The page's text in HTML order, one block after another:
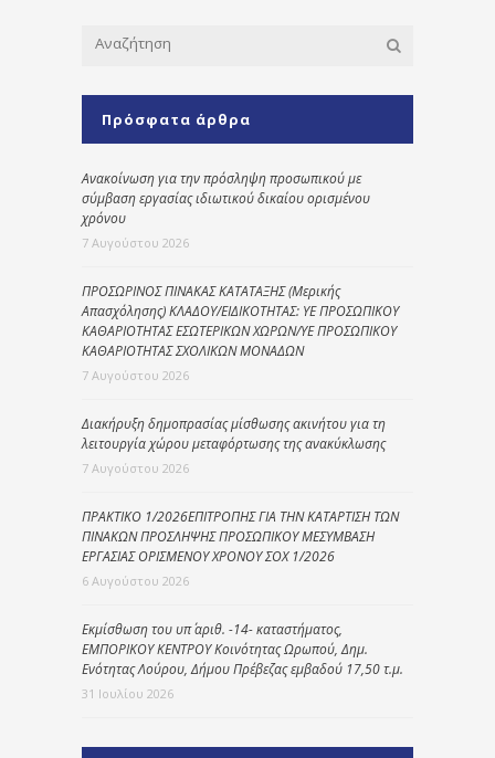
Πρόσφατα άρθρα
Ανακοίνωση για την πρόσληψη προσωπικού με
σύμβαση εργασίας ιδιωτικού δικαίου ορισμένου
χρόνου
7 Αυγούστου 2026
ΠΡΟΣΩΡΙΝΟΣ ΠΙΝΑΚΑΣ ΚΑΤΑΤΑΞΗΣ (Μερικής
Απασχόλησης) ΚΛΑΔΟΥ/ΕΙΔΙΚΟΤΗΤΑΣ: ΥΕ ΠΡΟΣΩΠΙΚΟΥ
ΚΑΘΑΡΙΟΤΗΤΑΣ ΕΣΩΤΕΡΙΚΩΝ ΧΩΡΩΝ/ΥΕ ΠΡΟΣΩΠΙΚΟΥ
ΚΑΘΑΡΙΟΤΗΤΑΣ ΣΧΟΛΙΚΩΝ ΜΟΝΑΔΩΝ
7 Αυγούστου 2026
Διακήρυξη δημοπρασίας μίσθωσης ακινήτου για τη
λειτουργία χώρου μεταφόρτωσης της ανακύκλωσης
7 Αυγούστου 2026
ΠΡΑΚΤΙΚΟ 1/2026ΕΠΙΤΡΟΠΗΣ ΓΙΑ ΤΗΝ ΚΑΤΑΡΤΙΣΗ ΤΩΝ
ΠΙΝΑΚΩΝ ΠΡΟΣΛΗΨΗΣ ΠΡΟΣΩΠΙΚΟΥ ΜΕΣΥΜΒΑΣΗ
ΕΡΓΑΣΙΑΣ ΟΡΙΣΜΕΝΟΥ ΧΡΟΝΟΥ ΣΟΧ 1/2026
6 Αυγούστου 2026
Εκμίσθωση του υπ΄ αριθ. -14- καταστήματος,
ΕΜΠΟΡΙΚΟΥ ΚΕΝΤΡΟΥ Κοινότητας Ωρωπού, Δημ.
Ενότητας Λούρου, Δήμου Πρέβεζας εμβαδού 17,50 τ.μ.
31 Ιουλίου 2026